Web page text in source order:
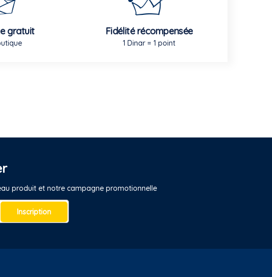
gratuit Fidélité récompensée
1 Dinar = 1 point
produit et notre campagne promotionnelle
Inscription